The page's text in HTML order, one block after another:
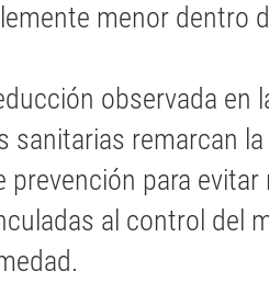
menor dentro
observada en
sanitarias remarcan
prevención para
al control del